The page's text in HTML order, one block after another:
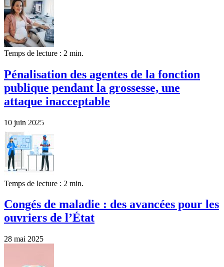
Temps de lecture : 2 min.
Pénalisation des agentes de la fonction
publique pendant la grossesse, une
attaque inacceptable
10 juin 2025
Temps de lecture : 2 min.
Congés de maladie : des avancées pour les
ouvriers de l’État
28 mai 2025